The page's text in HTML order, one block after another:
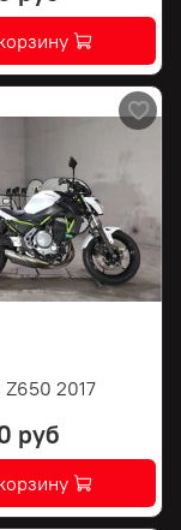
Z650 2017
руб